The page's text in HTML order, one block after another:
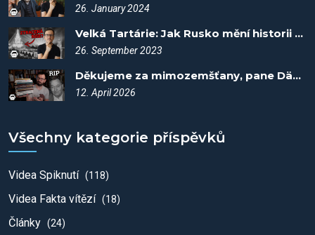
26. January 2024
Velká Tartárie: Jak Rusko mění historii - Spiknutí #17
26. September 2023
Děkujeme za mimozemšťany, pane Dänikene!
12. April 2026
Všechny kategorie příspěvků
Videa Spiknutí (118)
Videa Fakta vítězí (18)
Články (24)